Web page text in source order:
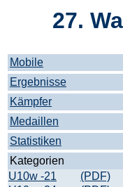
27.
Mobile
Ergebnisse
Kämpfer
Medaillen
Statistiken
Kategorien
U10w -21
(PDF)